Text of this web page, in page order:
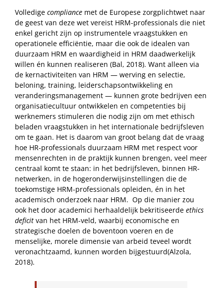
Volledige compliance met de Europese zorgplichtwet naar
de geest van deze wet vereist HRM-professionals die niet
enkel gericht zijn op instrumentele vraagstukken en
operationele efficiëntie, maar die ook de idealen van
duurzaam HRM en waardigheid in HRM daadwerkelijk
willen én kunnen realiseren (Bal, 2018). Want alleen via
de kernactiviteiten van HRM — werving en selectie,
beloning, training, leiderschapsontwikkeling en
veranderingsmanagement — kunnen grote bedrijven een
organisatiecultuur ontwikkelen en competenties bij
werknemers stimuleren die nodig zijn om met ethisch
beladen vraagstukken in het internationale bedrijfsleven
om te gaan. Het is daarom van groot belang dat de vraag
hoe HR-professionals duurzaam HRM met respect voor
mensenrechten in de praktijk kunnen brengen, veel meer
centraal komt te staan: in het bedrijfsleven, binnen HR-
netwerken, in de hogeronderwijsinstellingen die de
toekomstige HRM-professionals opleiden, én in het
academisch onderzoek naar HRM. Op die manier zou
ook het door academici herhaaldelijk bekritiseerde ethics
deficit van het HRM-veld, waarbij economische en
strategische doelen de boventoon voeren en de
menselijke, morele dimensie van arbeid teveel wordt
veronachtzaamd, kunnen worden bijgestuurd(Alzola,
2018).